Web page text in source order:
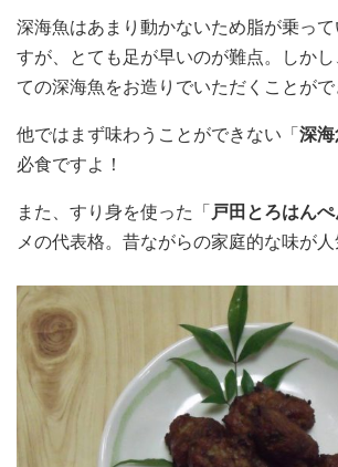
深海魚はあまり動かないため脂が乗っ
すが、とても足が早いのが難点。しか
ての深海魚をお造りでいただくことがで
他ではまず味わうことができない「 深海
必食ですよ！
また、すり身を使った「 戸田とろはん
メの代表格。昔ながらの家庭的な味が人